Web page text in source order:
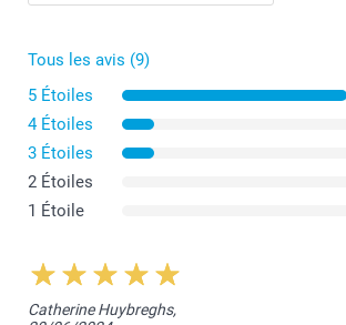
Tous les avis (9)
5 Étoiles
4 Étoiles
3 Étoiles
2 Étoiles
1 Étoile
Catherine Huybreghs,